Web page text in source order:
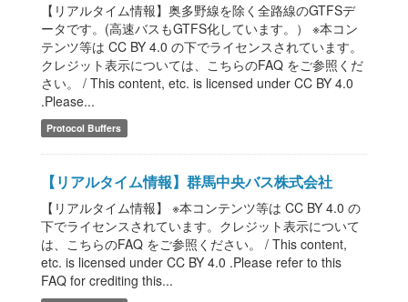
【リアルタイム情報】奥多野線を除く全路線のGTFSデ
ータです。(高速バスもGTFS化しています。） ※本コン
テンツ等は CC BY 4.0 の下でライセンスされています。
クレジット表示については、こちらのFAQ をご参照くだ
さい。 / This content, etc. is licensed under CC BY 4.0
.Please...
Protocol Buffers
【リアルタイム情報】群馬中央バス株式会社
【リアルタイム情報】 ※本コンテンツ等は CC BY 4.0 の
下でライセンスされています。クレジット表示について
は、こちらのFAQ をご参照ください。 / This content,
etc. is licensed under CC BY 4.0 .Please refer to this
FAQ for crediting this...